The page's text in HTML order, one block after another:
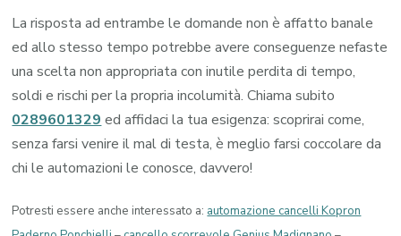
La risposta ad entrambe le domande non è affatto banale
ed allo stesso tempo potrebbe avere conseguenze nefaste
una scelta non appropriata con inutile perdita di tempo,
soldi e rischi per la propria incolumità. Chiama subito
0289601329 ed affidaci la tua esigenza: scoprirai come,
senza farsi venire il mal di testa, è meglio farsi coccolare da
chi le automazioni le conosce, davvero!
Potresti essere anche interessato a: automazione cancelli Kopron